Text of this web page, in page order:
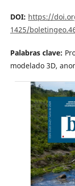
DOI: https://
1425/
Palabras clave:
modelado 3D,